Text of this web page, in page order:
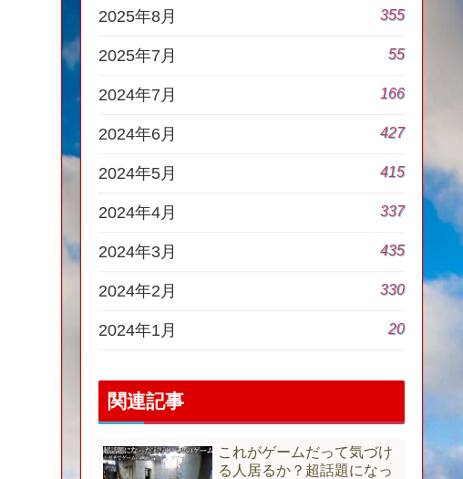
2025年8月 355
2025年7月 55
2024年7月 166
2024年6月 427
2024年5月 415
2024年4月 337
2024年3月 435
2024年2月 330
2024年1月 20
関連記事
これがゲームだって気づけ
る人居るか？超話題になっ